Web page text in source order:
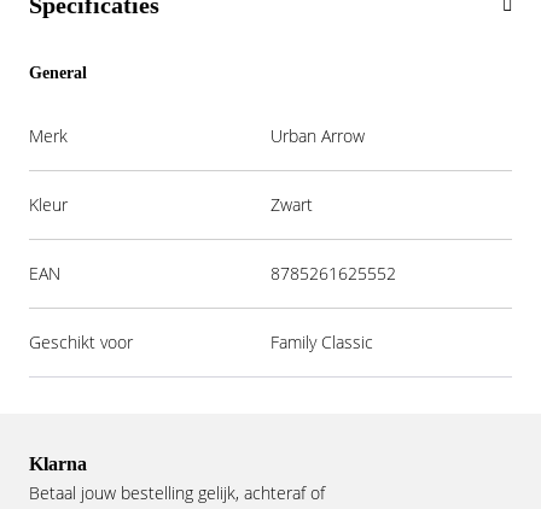
General
Merk Urban Arrow
Kleur Zwart
EAN 8785261625552
Geschikt voor Family Classic
Klarna
Betaal jouw bestelling gelijk, achteraf of